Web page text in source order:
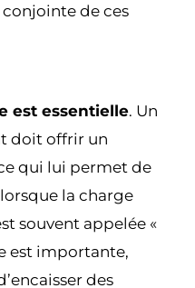
conjointe de ces
est essentielle. Un
doit offrir un
qui lui permet de
la charge
souvent appelée «
est importante,
des